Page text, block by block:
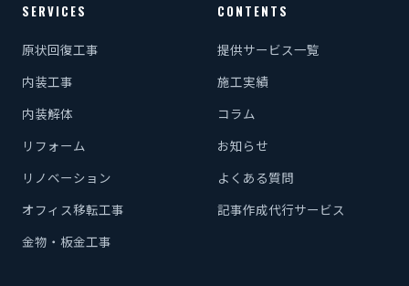
SERVICES
原状回復工事
内装工事
内装解体
リフォーム
リノベーション
オフィス移転工事
金物・板金工事
CONTENTS
提供サービス一覧
施工実績
コラム
お知らせ
よくある質問
記事作成代行サービス